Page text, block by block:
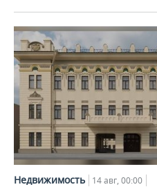
Недвижимость 14 авг, 00:00